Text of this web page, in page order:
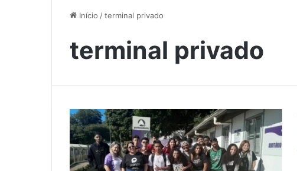
Início /terminal privado
terminal privado